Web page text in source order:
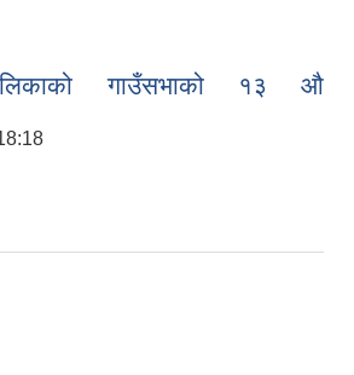
गाउँसभाको १३ औ